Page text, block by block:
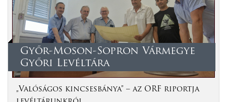
Győr-Moson-Sopron Vármegye
Győri Levéltára
„Valóságos kincsesbánya” – az ORF riportja